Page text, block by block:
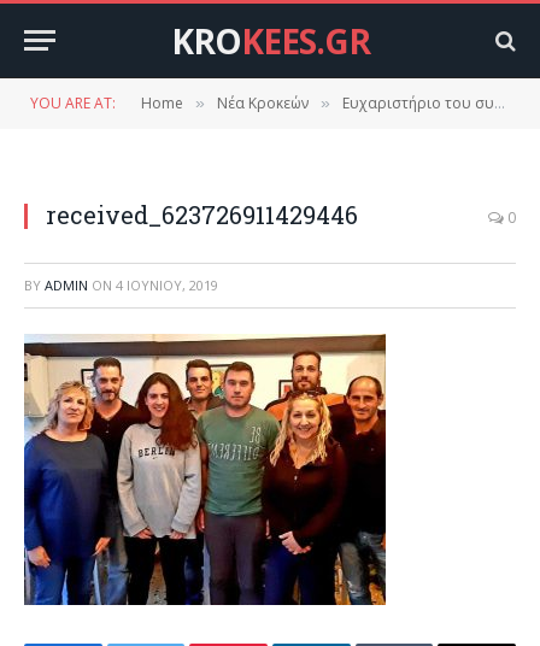
KROKEES.GR
YOU ARE AT: Home » Νέα Κροκεών » Ευχαριστήριο του συνδυασμού “ΟΛΟΙ ΜΑΖΙ ΓΙΑ ΤΙΣ ΚΡΟΚΕΕΣ”
received_623726911429446 0
BY ADMIN ON 4 ΙΟΥΝΊΟΥ, 2019